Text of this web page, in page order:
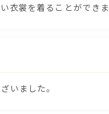
衣裳を着ることができ
いました。